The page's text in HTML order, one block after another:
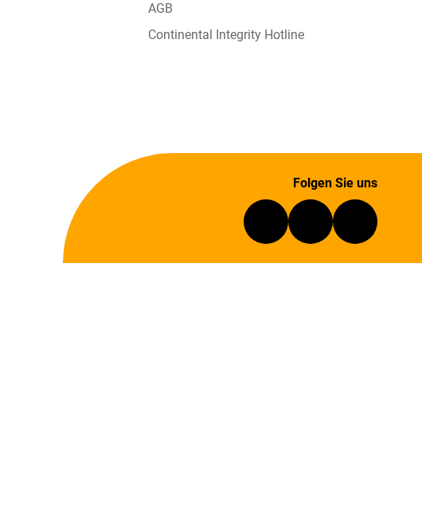
AGB
Continental Integrity Hotline
Folgen Sie uns